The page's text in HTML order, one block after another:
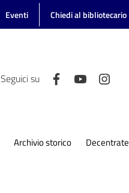
Eventi Chiedi al bibliotecario
Seguici su
Archivio storico Decentrate